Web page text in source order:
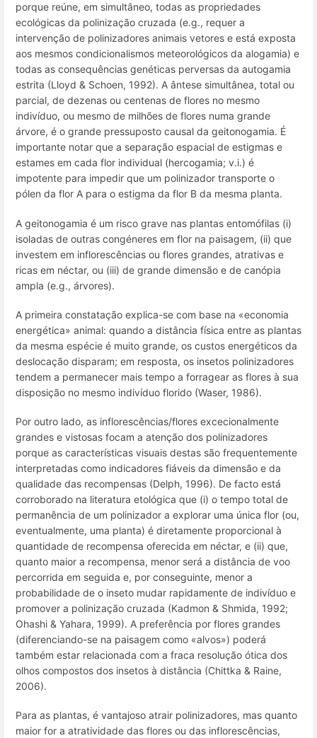
porque reúne, em simultâneo, todas as propriedades
ecológicas da polinização cruzada (e.g., requer a
intervenção de polinizadores animais vetores e está exposta
aos mesmos condicionalismos meteorológicos da alogamia) e
todas as consequências genéticas perversas da autogamia
estrita (Lloyd & Schoen, 1992). A ântese simultânea, total ou
parcial, de dezenas ou centenas de flores no mesmo
indivíduo, ou mesmo de milhões de flores numa grande
árvore, é o grande pressuposto causal da geitonogamia. É
importante notar que a separação espacial de estigmas e
estames em cada flor individual (hercogamia; v.i.) é
impotente para impedir que um polinizador transporte o
pólen da flor A para o estigma da flor B da mesma planta.
A geitonogamia é um risco grave nas plantas entomófilas (i)
isoladas de outras congéneres em flor na paisagem, (ii) que
investem em inflorescências ou flores grandes, atrativas e
ricas em néctar, ou (iii) de grande dimensão e de canópia
ampla (e.g., árvores).
A primeira constatação explica-se com base na «economia
energética» animal: quando a distância física entre as plantas
da mesma espécie é muito grande, os custos energéticos da
deslocação disparam; em resposta, os insetos polinizadores
tendem a permanecer mais tempo a forragear as flores à sua
disposição no mesmo indivíduo florido (Waser, 1986).
Por outro lado, as inflorescências/flores excecionalmente
grandes e vistosas focam a atenção dos polinizadores
porque as características visuais destas são frequentemente
interpretadas como indicadores fiáveis da dimensão e da
qualidade das recompensas (Delph, 1996). De facto está
corroborado na literatura etológica que (i) o tempo total de
permanência de um polinizador a explorar uma única flor (ou,
eventualmente, uma planta) é diretamente proporcional à
quantidade de recompensa oferecida em néctar, e (ii) que,
quanto maior a recompensa, menor será a distância de voo
percorrida em seguida e, por conseguinte, menor a
probabilidade de o inseto mudar rapidamente de indivíduo e
promover a polinização cruzada (Kadmon & Shmida, 1992;
Ohashi & Yahara, 1999). A preferência por flores grandes
(diferenciando-se na paisagem como «alvos») poderá
também estar relacionada com a fraca resolução ótica dos
olhos compostos dos insetos à distância (Chittka & Raine,
2006).
Para as plantas, é vantajoso atrair polinizadores, mas quanto
maior for a atratividade das flores ou das inflorescências,